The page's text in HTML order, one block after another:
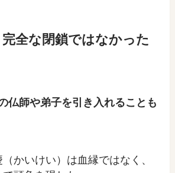
完全な閉鎖ではなかった
仏師や弟子を引き入れることも
かいけい）は血縁ではなく、